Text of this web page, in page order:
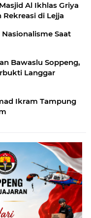
Al Ikhlas Griya
di Lejja
Saat
Bawaslu Soppeng,
Langgar
Ikram Tampung